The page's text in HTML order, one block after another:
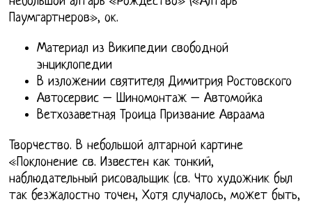
Паумгартнеров», ок.
Материал из Википедии свободной
энциклопедии
В изложении святителя Димитрия Ростовского
Автосервис – Шиномонтаж – Автомойка
Ветхозаветная Троица Призвание Авраама
Творчество. В небольшой алтарной картине
«Поклонение св. Известен как тонкий,
наблюдательный рисовальщик (св. Что художник был
так безжалостно точен, Хотя случалось, может быть,